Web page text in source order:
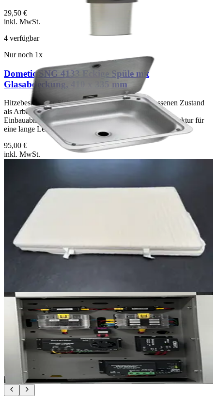
29,50 €
inkl. MwSt.
4 verfügbar
Nur noch 1x
Dometic SNG 4133 Eckige Spüle mit
Glasabdeckung, 410 x 335 mm
Hitzebeständiger Sicherheitsglasdeckel im geschlossenen Zustand
als Arbeitsfläche nutzbar Kompaktes Design mit
Einbauabmessungen B x T = 400 x 325 mm Robuste Struktur für
eine lange Lebensdauer
95,00 €
inkl. MwSt.
Warenzustand: NEU StretchFrottee Ausführung mit Wattierung. Die
Wattierung sorgt für eine angenehme zusätzliche Polsterung der
Matratze. Alle Bezüge sind rundum mit einem Reißverschluss
ausgestattet und bei 40°C waschbar. HRKaltschaumstoff 50/50
(mittelfest) in 6 cm Stärke. Die Kaltschäume zeichnen sich im
Vergleich zu den klassischen PURSchaumstoffen durch Ihre
größeren Poren und damit verbundenen noch besseren Durchlüftung
und besonders hohen Elastizität aus.
Nur noch 2x
Elektro-Halterblech
Anschraublöcher und Kabeldurchführung für VotronicGeräte.
25,00 €
inkl. MwSt.